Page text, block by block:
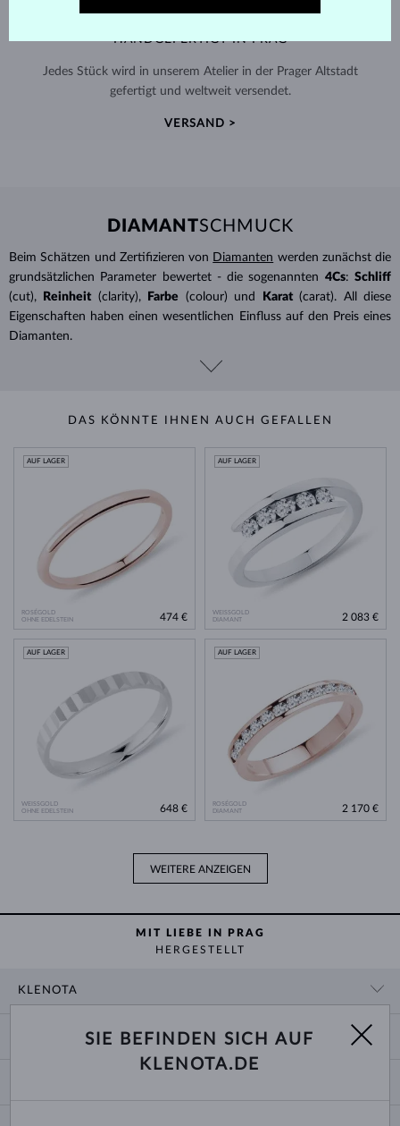
HANDGEFERTIGT IN PRAG
Jedes Stück wird in unserem Atelier in der Prager Altstadt
gefertigt und weltweit versendet.
VERSAND >
DIAMANTSCHMUCK
Beim Schätzen und Zertifizieren von Diamanten werden zunächst die
grundsätzlichen Parameter bewertet - die sogenannten 4Cs: Schliff
(cut),
Reinheit (clarity), Farbe (colour) und Karat (carat). All diese
Eigenschaften haben einen wesentlichen Einfluss auf den Preis eines
Diamanten.
DAS KÖNNTE IHNEN AUCH GEFALLEN
ROSÉGOLD
OHNE EDELSTEIN
AUF LAGER
474 €
WEISSGOLD
DIAMANT
AUF LAGER
2 083 €
WEISSGOLD
OHNE EDELSTEIN
AUF LAGER
648 €
ROSÉGOLD
DIAMANT
AUF LAGER
2 170 €
WEITERE ANZEIGEN
MIT LIEBE IN PRAG
HERGESTELLT
KLENOTA
ZAHLUNG UND VERSAND
SIE BEFINDEN SICH AUF
KLENOTA.DE